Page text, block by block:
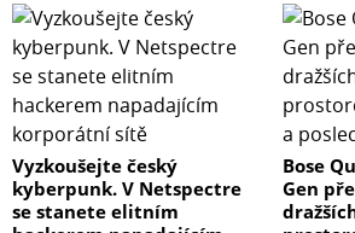
Vyzkoušejte český
kyberpunk. V Netspectre
se stanete elitním
Bose
Gen